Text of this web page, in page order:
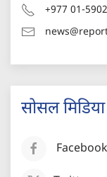
+977 01-
सोसल मिडिया
Facebook